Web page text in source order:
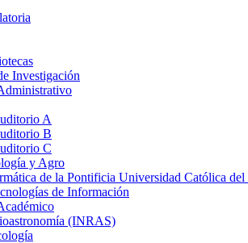
Investigación
A
B
C
y Agro
de la Pontificia Universidad Católica del
de Información
(INRAS)